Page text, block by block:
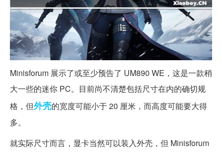
Minisforum 展示了或至少预告了 UM890 WE，这是一款稍
大一些的迷你 PC。目前尚不清楚包括尺寸在内的确切规
格，但外壳的宽度可能小于 20 厘米，而高度可能要大得
多。
就实际尺寸而言，显卡当然可以装入外壳，但 Minisforum